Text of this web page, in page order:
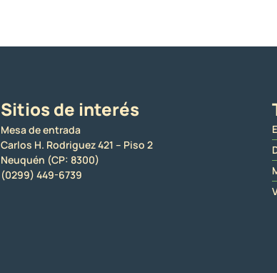
Sitios de interés
Mesa de entrada
Carlos H. Rodriguez 421 – Piso 2
Neuquén (CP: 8300)
(0299) 449-6739